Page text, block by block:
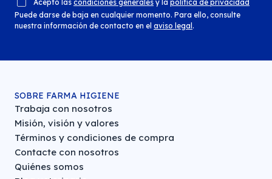
Acepto las condiciones generales y la política de privacidad
Puede darse de baja en cualquier momento. Para ello, consulte
nuestra información de contacto en el aviso legal .
SOBRE FARMA HIGIENE
Trabaja con nosotros
Misión, visión y valores
Términos y condiciones de compra
Contacte con nosotros
Quiénes somos